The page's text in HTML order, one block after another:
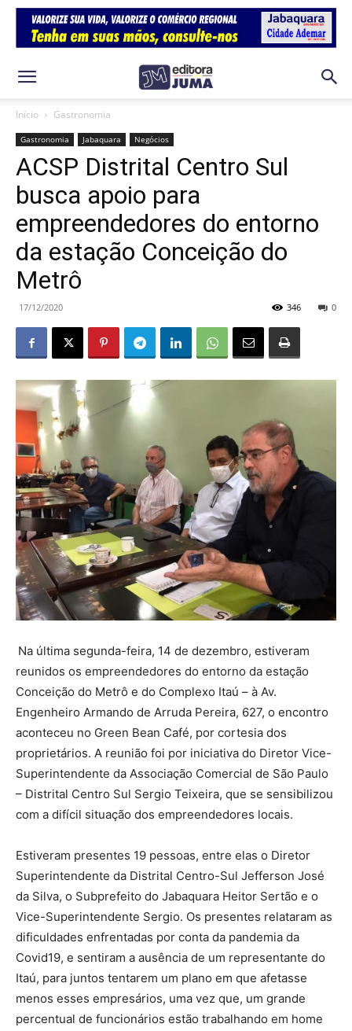
Início Gastronomia
Gastronomia Jabaquara Negócios
ACSP Distrital Centro Sul
busca apoio para
empreendedores do entorno
da estação Conceição do
Metrô
17/12/2020 0
346
Na última segunda-feira, 14 de dezembro, estiveram
reunidos os empreendedores do entorno da estação
Conceição do Metrô e do Complexo Itaú – à Av.
Engenheiro Armando de Arruda Pereira, 627, o encontro
aconteceu no Green Bean Café, por cortesia dos
proprietários. A reunião foi por iniciativa do Diretor Vice-
Superintendente da Associação Comercial de São Paulo
– Distrital Centro Sul Sergio Teixeira, que se sensibilizou
com a difícil situação dos empreendedores locais.
Estiveram presentes 19 pessoas, entre elas o Diretor
Superintendente da Distrital Centro-Sul Jefferson José
da Silva, o Subprefeito do Jabaquara Heitor Sertão e o
Vice-Superintendente Sergio. Os presentes relataram as
dificuldades enfrentadas por conta da pandemia da
Covid19, e sentiram a ausência de um representante do
Itaú, para juntos tentarem um plano em que afetasse
menos esses empresários, uma vez que, um grande
percentual de funcionários estão trabalhando em home